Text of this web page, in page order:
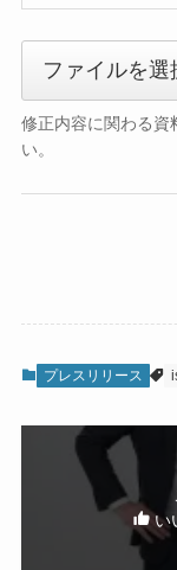
ファイルを選
修正内容に関わる資
い。
プレスリリース
い